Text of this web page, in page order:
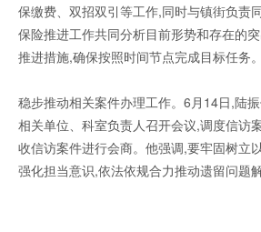
保缴费、双招双引等工作,同时与镇街负责
保险推进工作共同分析目前形势和存在的
推进措施,确保按照时间节点完成目标任务。
稳步推动相关案件办理工作。6月14日,陆
相关单位、科室负责人召开会议,调度信访
收信访案件进行会商。他强调,要牢固树立
强化担当意识,依法依规合力推动遗留问题解